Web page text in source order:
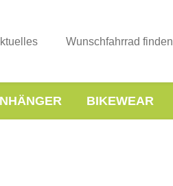
Wunschfahrrad finden
BIKEWEAR